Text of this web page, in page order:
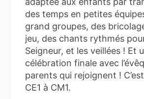
des temps en petites
grand groupes, des
jeu, des chants rythmés
Seigneur, et les veillées ! Et
célébration finale avec
parents qui rejoignent !
CE1 à CM1.